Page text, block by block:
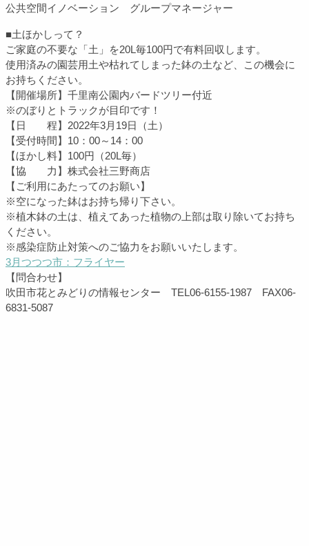
公共空間イノベーション グループマネージャー
■土ほかしって？
ご家庭の不要な「土」を20L毎100円で有料回収します。
使用済みの園芸用土や枯れてしまった鉢の土など、この機会に
お持ちください。
【開催場所】千里南公園内バードツリー付近
※のぼりとトラックが目印です！
【日 程】2022年3月19日（土）
【受付時間】10：00～14：00
【ほかし料】100円（20L毎）
【協 力】株式会社三野商店
【ご利用にあたってのお願い】
※空になった鉢はお持ち帰り下さい。
※植木鉢の土は、植えてあった植物の上部は取り除いてお持ち
ください。
※感染症防止対策へのご協力をお願いいたします。
3月つつつ市：フライヤー
【問合わせ】
吹田市花とみどりの情報センター TEL06-6155-1987 FAX06-
6831-5087